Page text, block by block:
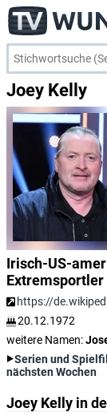
Joey Kelly
Irisch-US-
Extremsportler
https://
20.12.1972
weitere Namen:
Serien und
nächsten Wochen
Joey Kelly in